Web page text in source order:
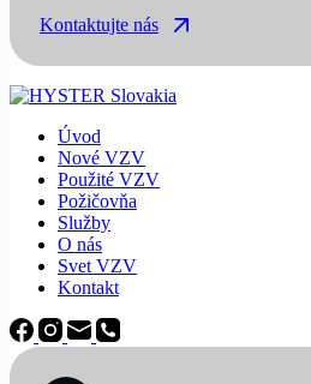
Kontaktujte nás
Úvod
Nové VZV
Použité VZV
Požičovňa
Služby
O nás
Svet VZV
Kontakt